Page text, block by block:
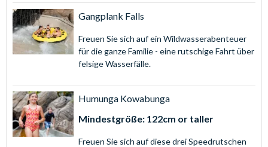
blauen Lagune.
Sandy White Beach: Gönnen Sie sich etwas Entspannung
und lehnen Sie sich am wunderschönen weißen Ufer um
den Surf Pool zurück.
teilweise in den Wintermonaten wegen
Wartungsarbeiten geschlossen. Es wird immer nur
jeweils einer der zwei Wasserparks auf einmal
geschlossen sein.
Gangplank Falls
Freuen Sie sich auf ein Wildwasserabenteuer
für die ganze Familie - eine rutschige Fahrt über
felsige Wasserfälle.
Humunga Kowabunga
Mindestgröße: 122cm or taller
Freuen Sie sich auf diese drei Speedrutschen